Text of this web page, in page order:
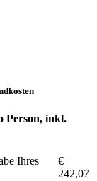
Person, inkl.
Ihres
€
242,07